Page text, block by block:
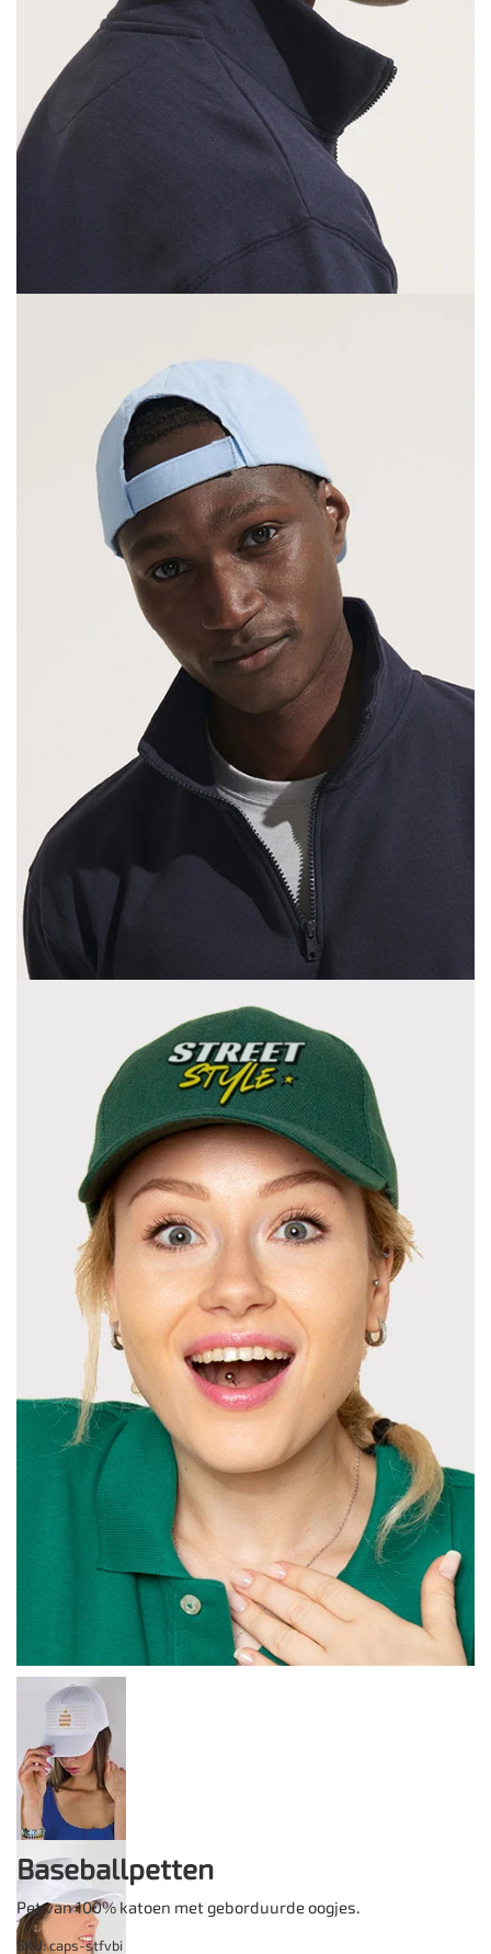
Baseballpetten
Pet van 100% katoen met geborduurde oogjes.
SKU: caps-stfvbi